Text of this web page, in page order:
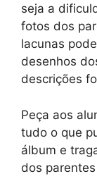
seja a
fotos dos
lacunas
desenhos
descrições
Peça aos
tudo o que
álbum e
dos